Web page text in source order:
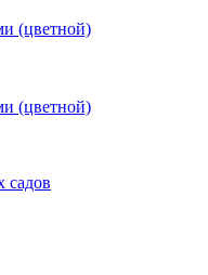
(цветной)
(цветной)
садов